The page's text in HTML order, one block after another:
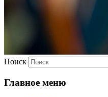
Поиск
Главное меню